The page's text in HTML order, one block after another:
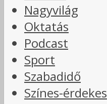
Nagyvilág
Oktatás
Podcast
Sport
Szabadidő
Színes-érdekes